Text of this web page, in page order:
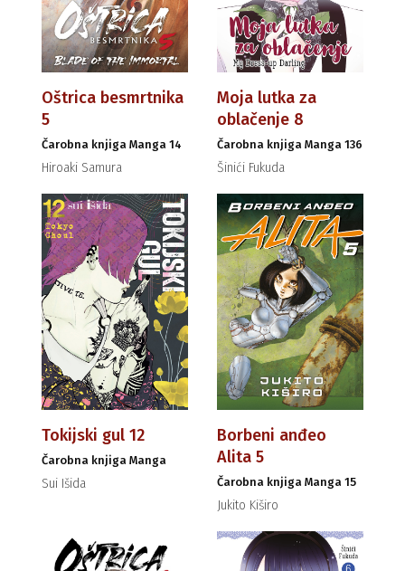
Oštrica besmrtnika
5
Čarobna knjiga Manga 14
Hiroaki Samura
Moja lutka za
oblačenje 8
Čarobna knjiga Manga 136
Šinići Fukuda
Tokijski gul 12
Čarobna knjiga Manga
Sui Išida
Borbeni anđeo
Alita 5
Čarobna knjiga Manga 15
Jukito Kiširo